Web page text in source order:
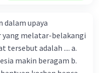
dalam upaya
yang melatar-belakangi
tersebut adalah .... a.
makin beragam b.